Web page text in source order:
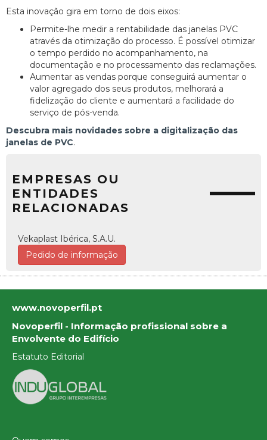
Esta inovação gira em torno de dois eixos:
Permite-lhe medir a rentabilidade das janelas PVC
através da otimização do processo. É possível otimizar
o tempo perdido no acompanhamento, na
documentação e no processamento das reclamações.
Aumentar as vendas porque conseguirá aumentar o
valor agregado dos seus produtos, melhorará a
fidelização do cliente e aumentará a facilidade do
serviço de pós-venda.
Descubra mais novidades sobre a digitalização das
janelas de PVC.
EMPRESAS OU
ENTIDADES
RELACIONADAS
Vekaplast Ibérica, S.A.U.
Pedido de informação
www.novoperfil.pt
Novoperfil - Informação profissional sobre a
Envolvente do Edifício
Estatuto Editorial